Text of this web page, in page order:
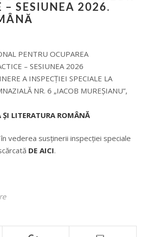
– SESIUNEA 2026.
PENTRU OCUPAREA
– SESIUNEA 2026
A INSPECȚIEI SPECIALE LA
NR. 6 „IACOB MUREȘIANU”,
ȘI LITERATURA ROMÂNĂ
vederea susținerii inspecției speciale
DE AICI.